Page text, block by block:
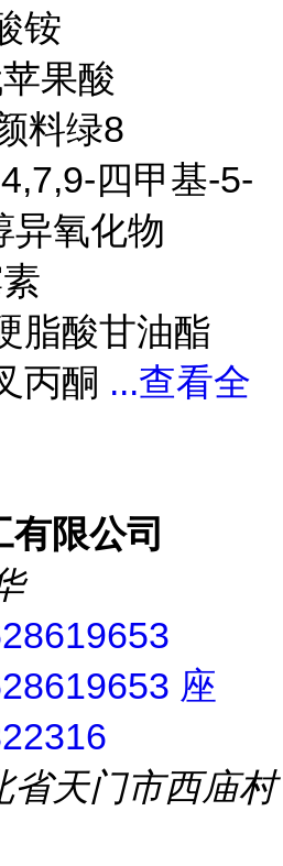
铵
果酸
料绿8
四甲基-5-
异氧化物
脂酸甘油酯
丙酮 ...查看全
限公司
座
省天门市西庙村